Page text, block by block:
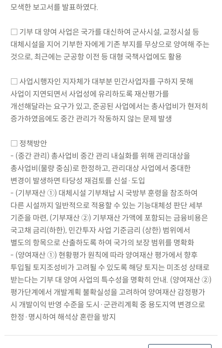
모색한 보고서를 발표하였다.
□ 기부 대 양여 사업은 국가를 대신하여 군사시설, 교정시설 등
대체시설을 지어 기부한 자에게 기존 부지를 무상으로 양여해 주는
것으로, 최근에는 군공항 이전 등 대형 국책사업에도 활용
□ 사업시행자인 지자체가 대부분 민간사업자를 구하지 못해
사업이 지연되면서 사업성에 유리하도록 재산평가를
개선해달라는 요구가 있고, 준공된 사업에서는 총사업비가 현저히
증가하였음에도 중간 관리가 작동하지 않는 문제 발생
□ 정책방안
- (중간 관리) 총사업비 중간 관리 내실화를 위해 관리대상을
총사업비(물량 중심)로 한정하고, 관리대상 사업에서 중대한
변경이 발생하면 타당성 재검토를 신설·도입
- (기부재산 ①) 대체시설 기부채납 시 국방부 훈령을 참조하여
다른 시설까지 일반적으로 적용할 수 있는 기능대체성 판단 세부
기준을 마련, (기부재산 ②) 기부재산 가액에 포함되는 금융비용은
국고채 금리(하한), 민간투자 사업 기준금리 (상한) 범위에서
별도의 항목으로 산출하도록 하여 국가의 보장 범위를 명확화
- (양여재산 ①) 현황평가 원칙에 따라 양여재산 평가에서 향후
투입될 토지조성비가 고려될 수 있도록 해당 토지는 미조성 상태로
받는다는 기부 대 양여 사업의 특수성을 명확히 안내. (양여재산 ②)
평가단계에서 개발계획 불확실성을 고려하여 양여재산 감정평가
시 개발이익 반영 수준을 도시·군관리계획 중 용도지역 변경으로
한정·명시하여 해석상 혼란을 방지